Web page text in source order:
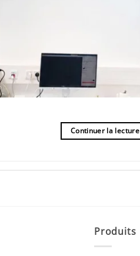
Continuer la lecture
Produits